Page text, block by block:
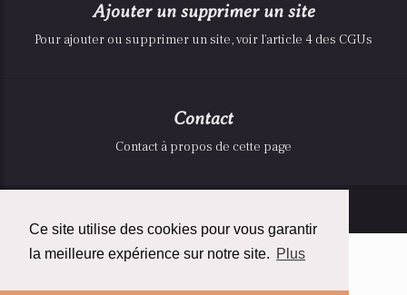
Ce site utilise des cookies pour vous garantir
la meilleure expérience sur notre site. Plus
Ajouter un supprimer un site
Pour ajouter ou supprimer un site, voir l'article 4 des CGUs
Contact
Contact à propos de cette page